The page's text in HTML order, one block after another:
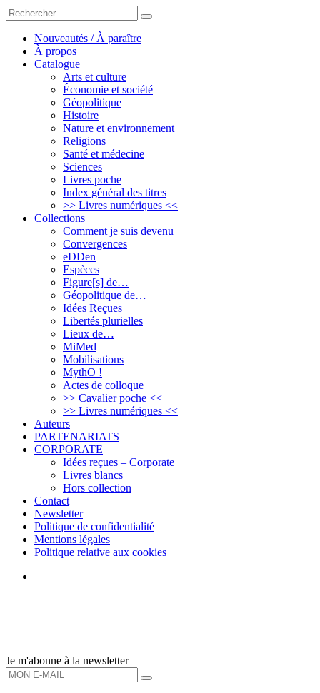
Rechercher
un
livre,
auteur
rechercher
Nouveautés / À paraître
À propos
Catalogue
Arts et culture
Économie et société
Géopolitique
Histoire
Nature et environnement
Religions
Santé et médecine
Sciences
Livres poche
Index général des titres
>> Livres numériques <<
Collections
Comment je suis devenu
Convergences
eDDen
Espèces
Figure[s] de…
Géopolitique de…
Idées Reçues
Libertés plurielles
Lieux de…
MiMed
Mobilisations
MythO !
Actes de colloque
>> Cavalier poche <<
>> Livres numériques <<
Auteurs
PARTENARIATS
CORPORATE
Idées reçues – Corporate
Livres blancs
Hors collection
Contact
Newsletter
Politique de confidentialité
Mentions légales
Politique relative aux cookies
Je m'abonne à la newsletter
OK